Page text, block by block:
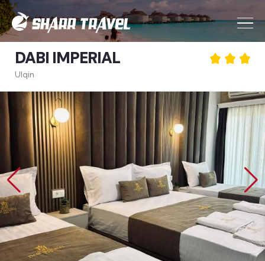
DABI IMPERIAL
Ulqin